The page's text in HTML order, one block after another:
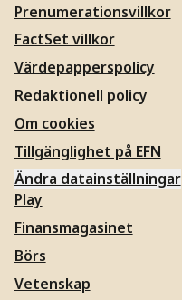
Prenumerationsvillkor
FactSet villkor
Värdepapperspolicy
Redaktionell policy
Om cookies
Tillgänglighet på EFN
Ändra datainställningar
Play
Finansmagasinet
Börs
Vetenskap